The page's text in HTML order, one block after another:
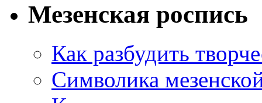
Мезенская роспись
Как разбудить
Символика